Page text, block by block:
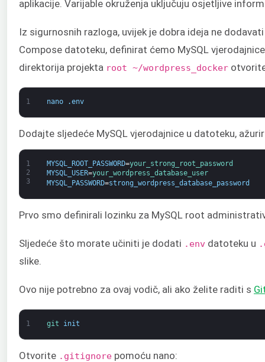
aplikacije. Varijable okruženja uključuju osjetljive
Iz sigurnosnih razloga, uvijek je dobra ideja ne
Compose datoteku, definirat ćemo MySQL
direktorija projekta root ~/wordpress_docker
1 nano .env
Dodajte sljedeće MySQL vjerodajnice u datoteku,
1
2
3
MYSQL_ROOT_PASSWORD=your_strong_root_password
MYSQL_USER=your_wordpress_database_user
MYSQL_PASSWORD=strong_wordpress_database_password
Prvo smo definirali lozinku za MySQL root
Sljedeće što morate učiniti je dodati .env datoteku u
slike.
Ovo nije potrebno za ovaj vodič, ali ako želite raditi s
1 git init
Otvorite .gitignore pomoću nano: